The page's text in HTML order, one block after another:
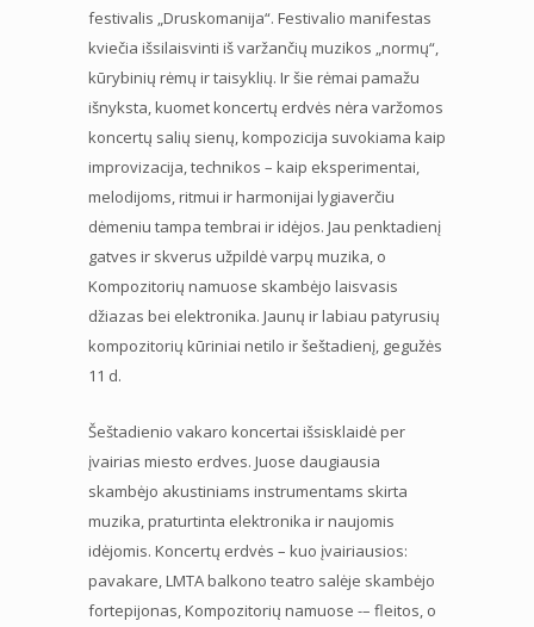
festivalis „Druskomanija“. Festivalio manifestas
kviečia išsilaisvinti iš varžančių muzikos „normų“,
kūrybinių rėmų ir taisyklių. Ir šie rėmai pamažu
išnyksta, kuomet koncertų erdvės nėra varžomos
koncertų salių sienų, kompozicija suvokiama kaip
improvizacija, technikos – kaip eksperimentai,
melodijoms, ritmui ir harmonijai lygiaverčiu
dėmeniu tampa tembrai ir idėjos. Jau penktadienį
gatves ir skverus užpildė varpų muzika, o
Kompozitorių namuose skambėjo laisvasis
džiazas bei elektronika. Jaunų ir labiau patyrusių
kompozitorių kūriniai netilo ir šeštadienį, gegužės
11 d.
Šeštadienio vakaro koncertai išsisklaidė per
įvairias miesto erdves. Juose daugiausia
skambėjo akustiniams instrumentams skirta
muzika, praturtinta elektronika ir naujomis
idėjomis. Koncertų erdvės – kuo įvairiausios:
pavakare, LMTA balkono teatro salėje skambėjo
fortepijonas, Kompozitorių namuose -– fleitos, o